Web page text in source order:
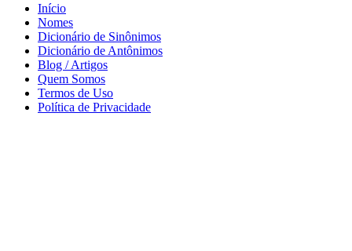
Início
Nomes
Dicionário de Sinônimos
Dicionário de Antônimos
Blog / Artigos
Quem Somos
Termos de Uso
Política de Privacidade